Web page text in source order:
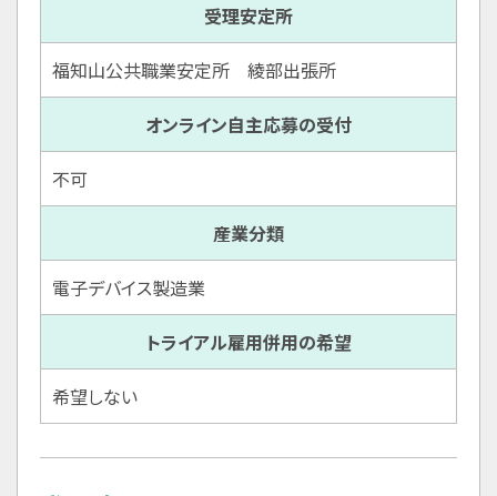
受理安定所
福知山公共職業安定所 綾部出張所
オンライン自主応募の受付
不可
産業分類
電子デバイス製造業
トライアル雇用併用の希望
希望しない